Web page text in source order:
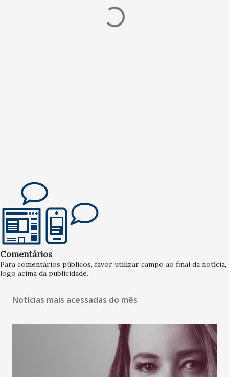
Comentários
Para comentários públicos, favor utilizar campo ao final da notícia,
logo acima da publicidade.
Notícias mais acessadas do mês